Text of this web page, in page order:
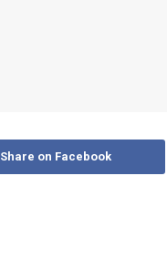
Share on Facebook